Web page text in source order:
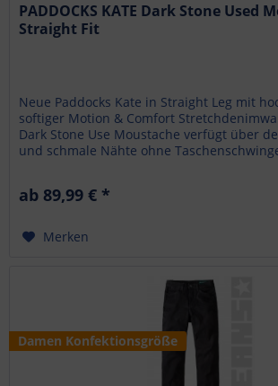
PADDOCKS KATE Dark Stone Used
Straight Fit
Neue Paddocks Kate in Straight Leg mit
softiger Motion & Comfort
Dark Stone Use Moustache verfügt über
und schmale Nähte ohne
ab 89,99 € *
Merken
Damen Konfektionsgröße